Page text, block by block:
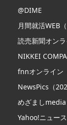
@DIME
月間就活WEB
読売新聞オン
NIKKEI
fnnオンライン
NewsPics（
めざましmedia
Yahoo!ニュー